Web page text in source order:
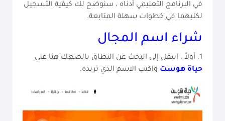
في البرنامج التعليمي أدناه ، سنوضح لك كيفية التسجيل
لكليهما في خطوات سهلة المتابعة.
شراء اسم المجال
حياة هوستواكتب الاسم الذي تريده.